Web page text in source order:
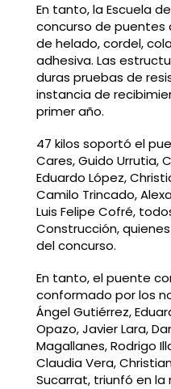
En tanto, la Escuela
concurso de puentes
de helado, cordel,
adhesiva. Las
duras pruebas de
instancia de
primer año.
47 kilos soportó el
Cares, Guido Urrutia,
Eduardo López,
Camilo Trincado,
Luis Felipe Cofré,
Construcción,
del concurso.
En tanto, el puente
conformado por los
Ángel Gutiérrez,
Opazo, Javier Lara,
Magallanes, Rodrigo
Claudia Vera,
Sucarrat, triunfó en la